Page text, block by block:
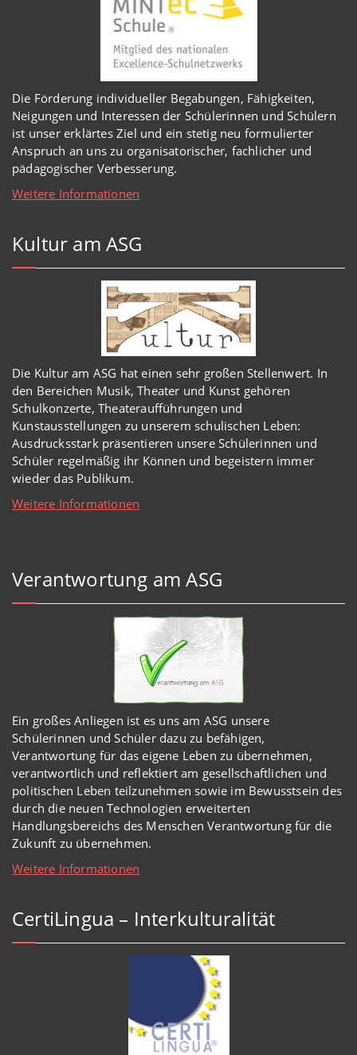
Die Förderung individueller Begabungen, Fähigkeiten,
Neigungen und Interessen der Schülerinnen und Schülern
ist unser erklärtes Ziel und ein stetig neu formulierter
Anspruch an uns zu organisatorischer, fachlicher und
pädagogischer Verbesserung.
Weitere Informationen
Kultur am ASG
Die Kultur am ASG hat einen sehr großen Stellenwert. In
den Bereichen Musik, Theater und Kunst gehören
Schulkonzerte, Theateraufführungen und
Kunstausstellungen zu unserem schulischen Leben:
Ausdrucksstark präsentieren unsere Schülerinnen und
Schüler regelmäßig ihr Können und begeistern immer
wieder das Publikum.
Weitere Informationen
Verantwortung am ASG
Ein großes Anliegen ist es uns am ASG unsere
Schülerinnen und Schüler dazu zu befähigen,
Verantwortung für das eigene Leben zu übernehmen,
verantwortlich und reflektiert am gesellschaftlichen und
politischen Leben teilzunehmen sowie im Bewusstsein des
durch die neuen Technologien erweiterten
Handlungsbereichs des Menschen Verantwortung für die
Zukunft zu übernehmen.
Weitere Informationen
CertiLingua – Interkulturalität